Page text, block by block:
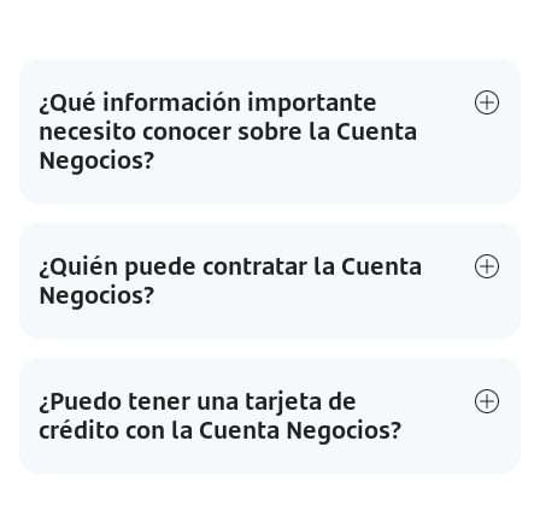
¿Qué información importante
necesito conocer sobre la Cuenta
Negocios?
¿Quién puede contratar la Cuenta
Negocios?
¿Puedo tener una tarjeta de
crédito con la Cuenta Negocios?